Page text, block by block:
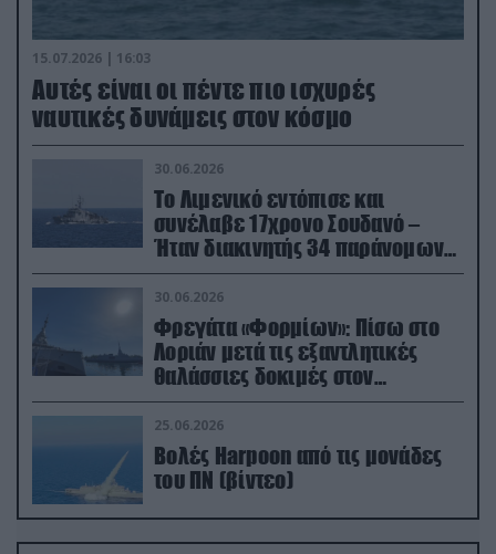
15.07.2026 | 16:03
Aυτές είναι οι πέντε πιο ισχυρές
ναυτικές δυνάμεις στον κόσμο
30.06.2026
Το Λιμενικό εντόπισε και
συνέλαβε 17χρονο Σουδανό –
Ήταν διακινητής 34 παράνομων
μεταναστών
30.06.2026
Φρεγάτα «Φορμίων»: Πίσω στο
Λοριάν μετά τις εξαντλητικές
θαλάσσιες δοκιμές στον
απαιτητικό Βισκαϊκό
25.06.2026
Βολές Harpoon από τις μονάδες
του ΠΝ (βίντεο)